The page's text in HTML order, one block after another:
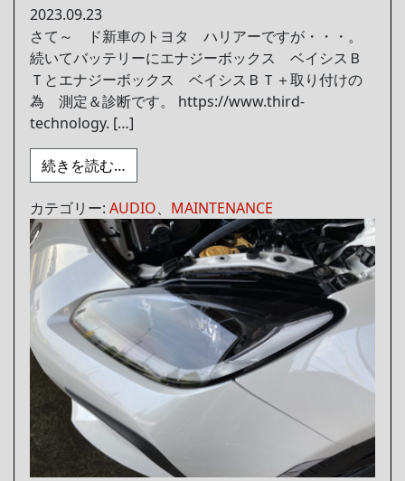
2023.09.23
さて～ ド新車のトヨタ ハリアーですが・・・。
続いてバッテリーにエナジーボックス ベイシスＢ
Ｔとエナジーボックス ベイシスＢＴ＋取り付けの
為 測定＆診断です。 https://www.third-
technology. […]
続きを読む…
カテゴリー: AUDIO、 MAINTENANCE